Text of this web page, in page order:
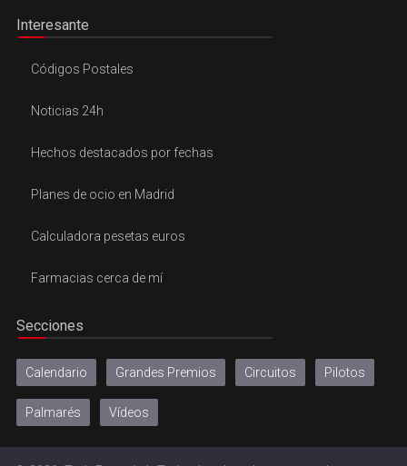
Interesante
Códigos Postales
Noticias 24h
Hechos destacados por fechas
Planes de ocio en Madrid
Calculadora pesetas euros
Farmacias cerca de mí
Secciones
Calendario Grandes Premios Circuitos Pilotos
Palmarés Vídeos